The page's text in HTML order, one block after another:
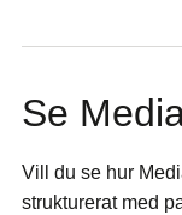
Se
Vill du se hur
strukturerat med